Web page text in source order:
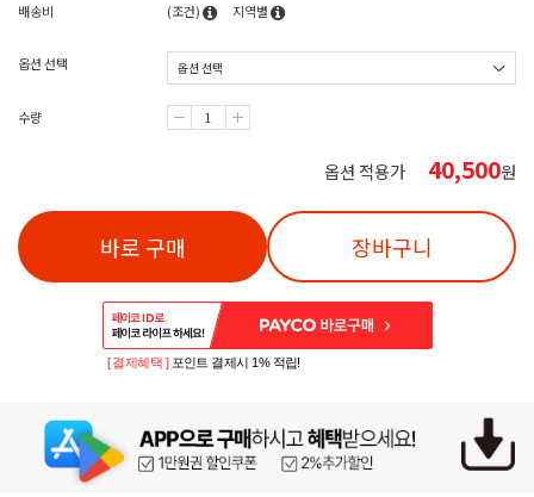
배송비
(조건) 지역별
옵션 선택
수량
옵션 적용가 40,500원
바로 구매 장바구니
[ 결제혜택 ] 포인트 결제시 1% 적립!